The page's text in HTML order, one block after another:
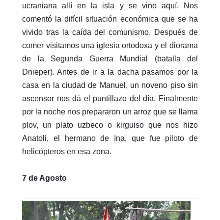
ucraniana allí en la isla y se vino aquí. Nos
comentó la difícil situación económica que se ha
vivido tras la caída del comunismo. Después de
comer visitamos una iglesia ortodoxa y el diorama
de la Segunda Guerra Mundial (batalla del
Dnieper). Antes de ir a la dacha pasamos por la
casa en la ciudad de Manuel, un noveno piso sin
ascensor nos dá el puntillazo del día. Finalmente
por la noche nos prepararon un arroz que se llama
plov, un plato uzbeco o kirguiso que nos hizo
Anatoli, el hermano de Ina, que fue piloto de
helicópteros en esa zona.
7 de Agosto